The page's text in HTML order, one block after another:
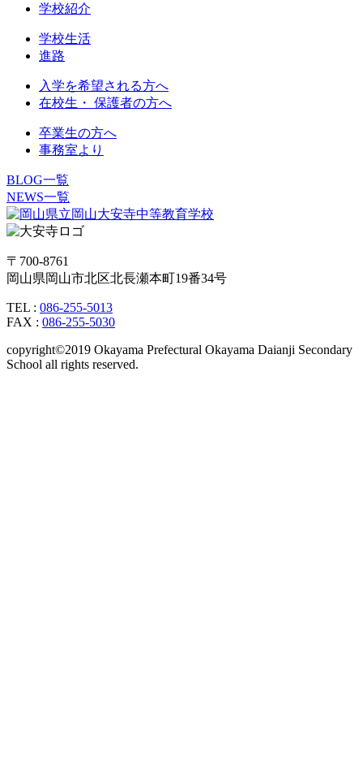
学校紹介
学校生活
進路
入学を希望される方へ
在校生・ 保護者の方へ
卒業生の方へ
事務室より
BLOG一覧
NEWS一覧
〒700-8761
岡山県岡山市北区北長瀬本町19番34号
TEL : 086-255-5013
FAX : 086-255-5030
copyright©2019 Okayama Prefectural Okayama Daianji Secondary
School all rights reserved.